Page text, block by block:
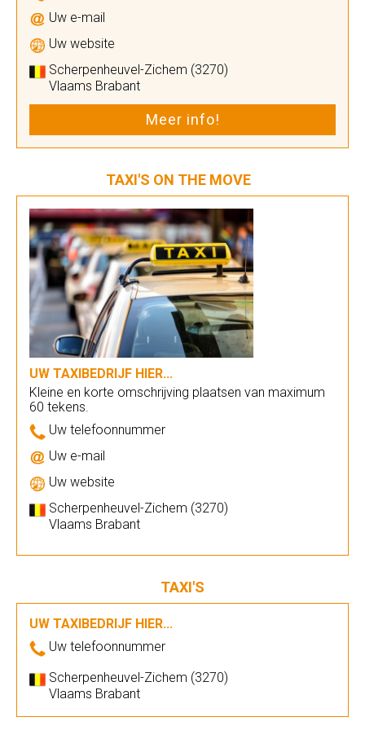
Uw e-mail
Uw website
Scherpenheuvel-Zichem (3270)
Vlaams Brabant
Meer info!
TAXI'S ON THE MOVE
UW TAXIBEDRIJF HIER...
Kleine en korte omschrijving plaatsen van maximum
60 tekens.
Uw telefoonnummer
Uw e-mail
Uw website
Scherpenheuvel-Zichem (3270)
Vlaams Brabant
TAXI'S
UW TAXIBEDRIJF HIER...
Uw telefoonnummer
Scherpenheuvel-Zichem (3270)
Vlaams Brabant